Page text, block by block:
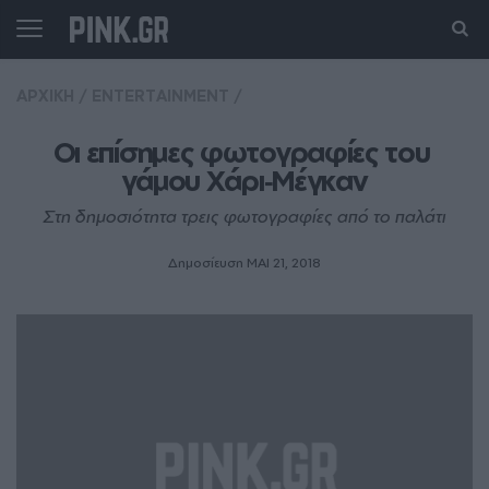
Οι επίσημες φωτογραφίες του
γάμου Χάρι‑Μέγκαν
Στη δημοσιότητα τρεις φωτογραφίες από το παλάτι
Δημοσίευση ΜΑΙ 21, 2018